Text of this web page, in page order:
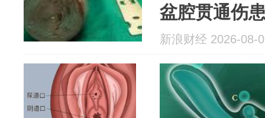
盆腔贯通伤
新浪财经 2026-08-